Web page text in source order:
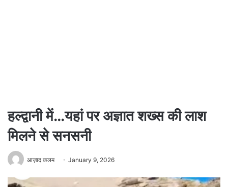
हल्द्वानी में…यहां पर अज्ञात शख्स की लाश
मिलने से सनसनी
आज़ाद कलम January 9, 2026